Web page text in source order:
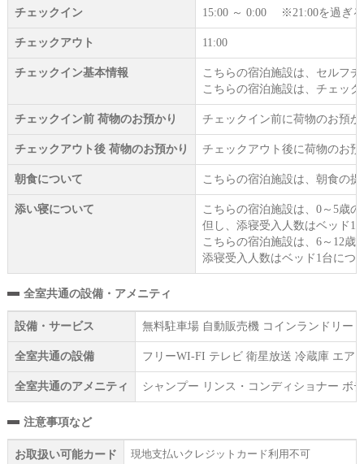
チェックイン 15:00 ～ 0:00 ※21:00を過ぎ
チェックアウト 11:00
チェックイン基本情報
こちらの宿泊施設は、セルフ
こちらの宿泊施設は、チェッ
チェックイン前 荷物のお預かり チェックイン前に荷物のお預
チェックアウト後 荷物のお預かり チェックアウト後に荷物のお
朝食について こちらの宿泊施設は、朝食の
添い寝について
こちらの宿泊施設は、0～5歳
但し、添寝受入人数はベッド1
こちらの宿泊施設は、6～12歳
添寝受入人数はベッド1台につ
全室共通の設備・アメニティ
設備・サービス 無料駐車場 自動販売機 コインランドリー
全室共通の設備 フリーWI‐FI テレビ 衛星放送 冷蔵庫 エア
全室共通のアメニティ シャンプー リンス・コンディショナー ボ
注意事項など
お取扱い可能カード 現地支払いクレジットカード利用不可